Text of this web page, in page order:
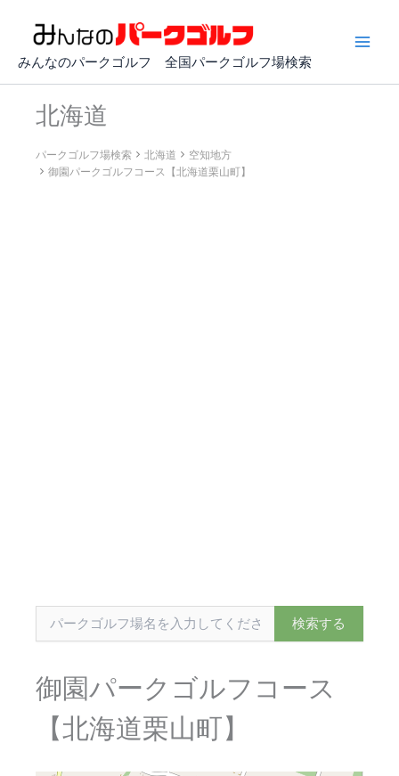
みんなのパークゴルフ 全国パークゴルフ場検索
北海道
パークゴルフ場検索 北海道
空知地方
御園パークゴルフコース【北海道栗山町】
御園パークゴルフコース
【北海道栗山町】